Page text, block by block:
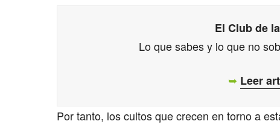
El Club de
Lo que sabes y lo que no
➥ Leer
Por tanto, los cultos que crecen en torno a